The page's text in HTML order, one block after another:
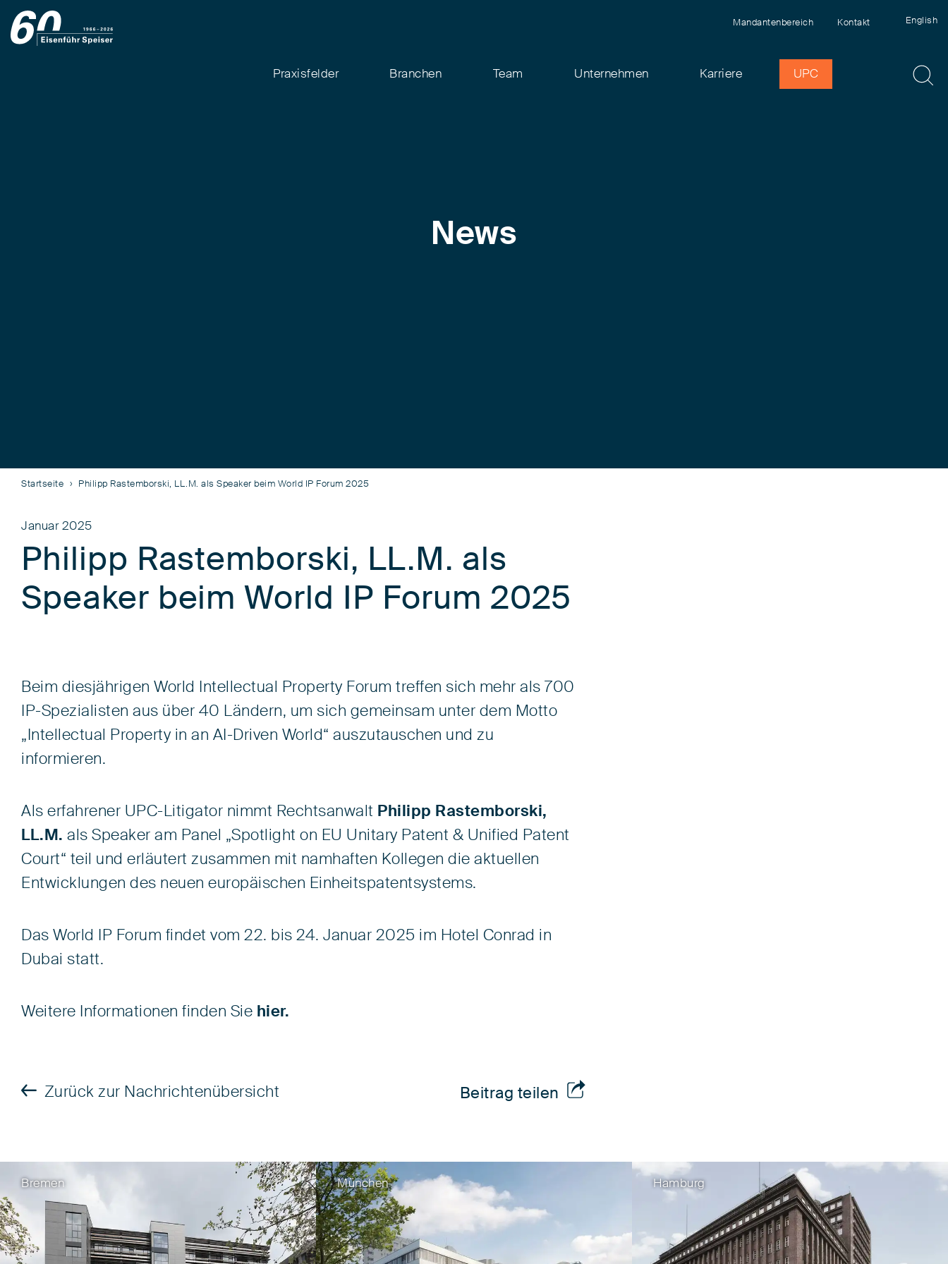
Mandantenbereich Kontakt English
Praxisfelder Branchen Team Unternehmen Karriere UPC
News
Startseite Philipp Rastemborski, LL.M. als Speaker beim World IP Forum 2025
Januar 2025
Philipp Rastemborski, LL.M. als
Speaker beim World IP Forum 2025
Beim diesjährigen World Intellectual Property Forum treffen sich mehr als 700
IP-Spezialisten aus über 40 Ländern, um sich gemeinsam unter dem Motto
„Intellectual Property in an AI-Driven World“ auszutauschen und zu
informieren.
Als erfahrener UPC-Litigator nimmt Rechtsanwalt Philipp Rastemborski,
LL.M. als Speaker am Panel „Spotlight on EU Unitary Patent & Unified Patent
Court“ teil und erläutert zusammen mit namhaften Kollegen die aktuellen
Entwicklungen des neuen europäischen Einheitspatentsystems.
Das World IP Forum findet vom 22. bis 24. Januar 2025 im Hotel Conrad in
Dubai statt.
Weitere Informationen finden Sie hier.
Zurück zur Nachrichtenübersicht Beitrag teilen
Bremen München Hamburg